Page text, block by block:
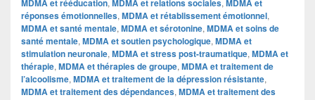
MDMA et rééducation, MDMA et relations sociales, MDMA et
réponses émotionnelles, MDMA et rétablissement émotionnel,
MDMA et santé mentale, MDMA et sérotonine, MDMA et soins de
santé mentale, MDMA et soutien psychologique, MDMA et
stimulation neuronale, MDMA et stress post-traumatique, MDMA et
thérapie, MDMA et thérapies de groupe, MDMA et traitement de
l’alcoolisme, MDMA et traitement de la dépression résistante,
MDMA et traitement des dépendances, MDMA et traitement des